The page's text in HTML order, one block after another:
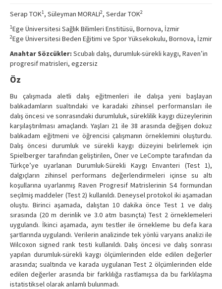
Contact Us
Serap TOK1, Süleyman MORALI2, Serdar TOK2
1Ege Üniversitesi Sağlık Bilimleri Enstitüsü, Bornova, İzmir
2Ege Üniversitesi Beden Eğitimi ve Spor Yüksekokulu, Bornova, İzmir
Anahtar Sözcükler: Scubalı dalış, durumluk-sürekli kaygı, Raven’in
progresif matrisleri, egzersiz
Öz
Bu çalışmada aletli dalış eğitmenleri ile dalışa yeni başlayan
balıkadamların sualtındaki ve karadaki zihinsel performansları ile
dalış öncesi ve sonrasındaki durumluluk, süreklilik kaygı düzeylerinin
karşılaştırılması amaçlandı. Yaşları 21 ile 38 arasında değişen dokuz
balıkadam eğitmeni ve öğrencisi çalışmanın örneklemini oluşturdu.
Dalış öncesi durumluk ve sürekli kaygı düzeyini belirlemek için
Spielberger tarafından geliştirilen, Öner ve LeCompte tarafından da
Türkçe’ye uyarlanan Durumluk-Sürekli Kaygı Envanteri (Test 1),
dalgıçların zihinsel performans değerlendirmeleri içinse su altı
koşullarına uyarlanmış Raven Progresif Matrislerinin S4 formundan
seçilmiş maddeler (Test 2) kullanıldı. Deneysel protokol iki aşamadan
oluştu. Birinci aşamada, dalıştan 10 dakika önce Test 1 ve dalış
sırasında (20 m derinlik ve 3.0 atm basınçta) Test 2 örneklemeleri
uygulandı. İkinci aşamada, aynı testler ile örnekleme bu defa kara
şartlarında uygulandı. Verilerin analizinde tek yönlü varyans analizi ile
Wilcoxon signed rank testi kullanıldı. Dalış öncesi ve dalış sonrası
yapılan durumluk-sürekli kaygı ölçümlerinden elde edilen değerler
arasında; sualtında ve karada uygulanan Test 2 ölçümlerinden elde
edilen değerler arasında bir farklılığa rastlamışsa da bu farklılaşma
istatistiksel olarak anlamlı bulunmadı.